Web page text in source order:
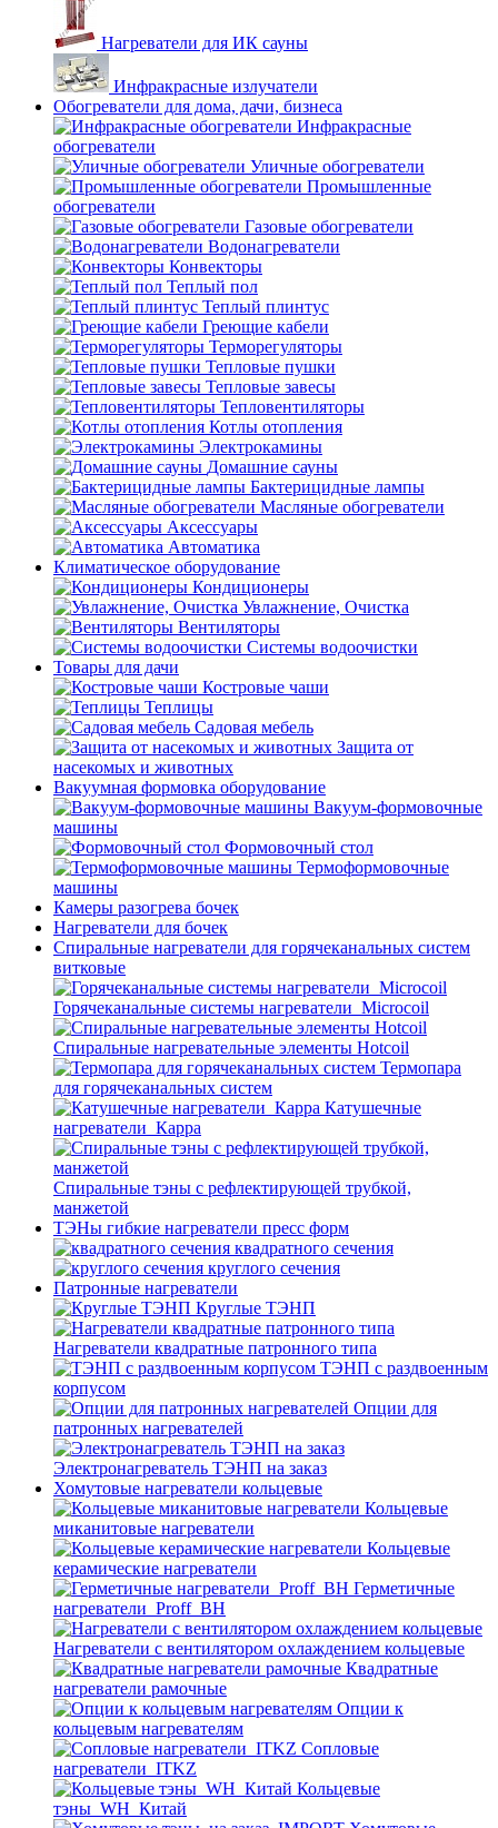
Нагреватели для ИК сауны
Инфракрасные излучатели
Обогреватели для дома, дачи, бизнеса
Инфракрасные
обогреватели
Уличные обогреватели
Промышленные
обогреватели
Газовые обогреватели
Водонагреватели
Конвекторы
Теплый пол
Теплый плинтус
Греющие кабели
Терморегуляторы
Тепловые пушки
Тепловые завесы
Тепловентиляторы
Котлы отопления
Электрокамины
Домашние сауны
Бактерицидные лампы
Масляные обогреватели
Аксессуары
Автоматика
Климатическое оборудование
Кондиционеры
Увлажнение, Очистка
Вентиляторы
Системы водоочистки
Товары для дачи
Костровые чаши
Теплицы
Садовая мебель
Защита от
насекомых и животных
Вакуумная формовка оборудование
Вакуум-формовочные
машины
Формовочный стол
Термоформовочные
машины
Камеры разогрева бочек
Нагреватели для бочек
Спиральные нагреватели для горячеканальных систем
витковые
Горячеканальные системы нагреватели_Microcoil
Спиральные нагревательные элементы Hotcoil
Термопара
для горячеканальных систем
Катушечные
нагреватели_Карра
Спиральные тэны с рефлектирующей трубкой,
манжетой
ТЭНы гибкие нагреватели пресс форм
квадратного сечения
круглого сечения
Патронные нагреватели
Круглые ТЭНП
Нагреватели квадратные патронного типа
ТЭНП с раздвоенным
корпусом
Опции для
патронных нагревателей
Электронагреватель ТЭНП на заказ
Хомутовые нагреватели кольцевые
Кольцевые
миканитовые нагреватели
Кольцевые
керамические нагреватели
Герметичные
нагреватели_Proff_BH
Нагреватели с вентилятором охлаждением кольцевые
Квадратные
нагреватели рамочные
Опции к
кольцевым нагревателям
Cопловые
нагреватели_ITKZ
Кольцевые
тэны_WH_Китай